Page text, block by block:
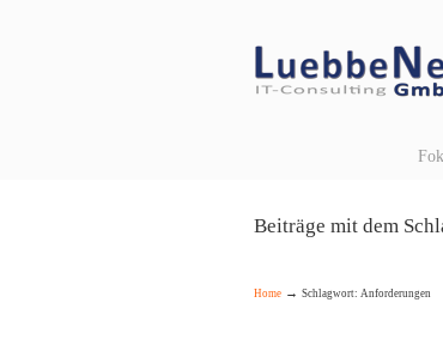
Beiträge mit dem
Home → Schlagwort: Anforderungen